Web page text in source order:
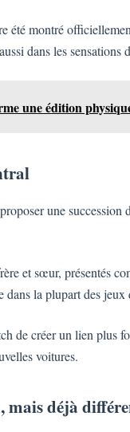
été montré
dans les sensations
une édition
une succession
et sœur, présentés
la plupart des
de créer un lien plus
voitures.
mais déjà